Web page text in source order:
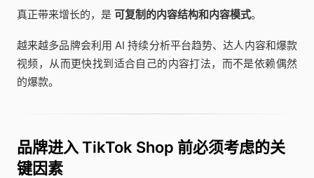
真正带来增长的，是 可复制的内容结构和内容模式。
越来越多品牌会利用 AI 持续分析平台趋势、达人内容和爆款
视频，从而更快找到适合自己的内容打法，而不是依赖偶然
的爆款。
品牌进入 TikTok Shop 前必须考虑的关
键因素